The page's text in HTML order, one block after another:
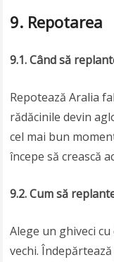
9. Repotarea
9.1. Când să
Repotează Aralia
rădăcinile devin
cel mai bun
începe să crească
9.2. Cum să
Alege un ghiveci
vechi.